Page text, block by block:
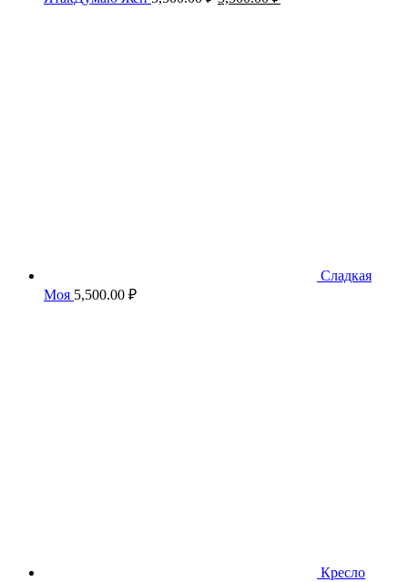
Сладкая
Моя 5,500.00 ₽
Кресло